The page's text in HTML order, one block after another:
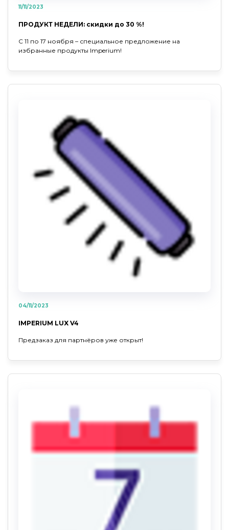
11/11/2023
ПРОДУКТ НЕДЕЛИ: скидки до 30 %!
С 11 по 17 ноября – специальное предложение на
избранные продукты Imperium!
04/11/2023
IMPERIUM LUX V4
Предзаказ для партнёров уже открыт!